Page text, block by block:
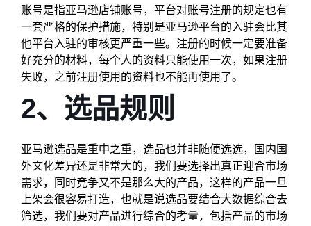
账号是指亚马逊店铺账号，平台对账号注册的规定也有
一套严格的保护措施，特别是亚马逊平台的入驻会比其
他平台入驻的审核更严重一些。注册的时候一定要准备
好充分的材料，每个人的资料只能使用一次，如果注册
失败，之前注册使用的资料也不能再使用了。
2、选品规则
亚马逊选品是重中之重，选品也并非随便选选，国内国
外文化差异还是非常大的，我们要选择出真正迎合市场
需求，同时竞争又不是那么大的产品，这样的产品一旦
上架会很容易打造，也就是说选品要结合大数据综合去
筛选，我们要对产品进行综合的考量，包括产品的市场